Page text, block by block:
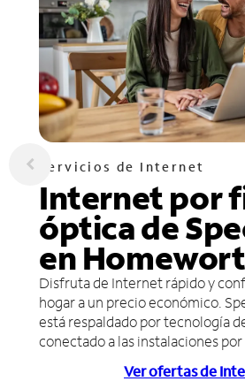
Servicios de Internet
Internet por
óptica de
en
Disfruta de Internet rápido y
hogar a un precio económico.
está respaldado por tecnología
conectado a las instalaciones por
Ver ofertas de